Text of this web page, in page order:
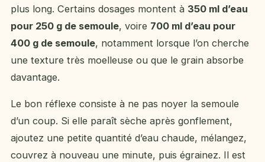
plus long. Certains dosages montent à 350 ml d’eau
pour 250 g de semoule, voire 700 ml d’eau pour
400 g de semoule, notamment lorsque l’on cherche
une texture très moelleuse ou que le grain absorbe
davantage.
Le bon réflexe consiste à ne pas noyer la semoule
d’un coup. Si elle paraît sèche après gonflement,
ajoutez une petite quantité d’eau chaude, mélangez,
couvrez à nouveau une minute, puis égrainez. Il est